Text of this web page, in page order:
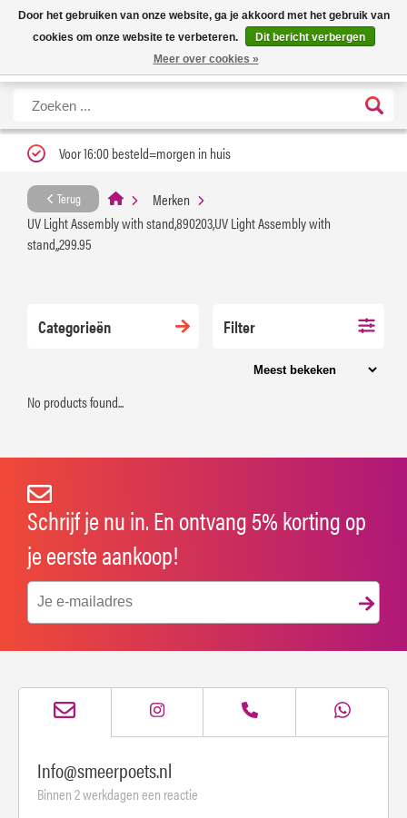
Nieuwe levertijd: 1 tot 3 werkdagen | Nu 25% korting op gehele assortiment
Carfume met kortingscode ''verfrissend''
X
Voor 16:00 besteld=morgen in huis
Terug
Merken
UV Light Assembly with stand,890203,UV Light Assembly with
stand,,299.95
Categorieën Filter
No products found...
Schrijf je nu in. En ontvang 5% korting op
je eerste aankoop!
Info@smeerpoets.nl
Binnen 2 werkdagen een reactie
Door het gebruiken van onze website, ga je akkoord met het gebruik van
cookies om onze website te verbeteren.
Dit bericht verbergen
Meer over cookies »